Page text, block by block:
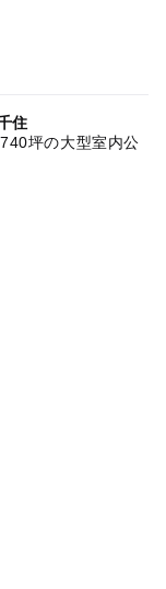
住
坪の大型室内公